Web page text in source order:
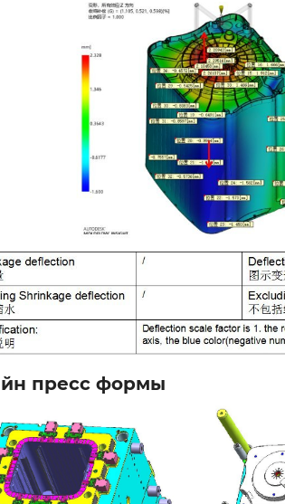
пресс формы